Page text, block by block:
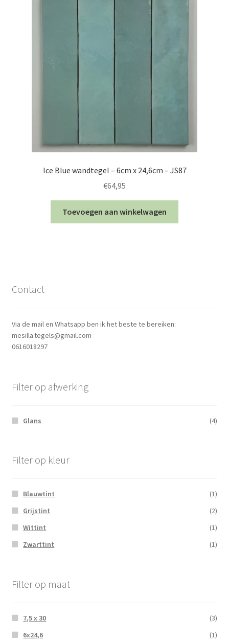
Ice Blue wandtegel – 6cm x 24,6cm – JS87
€64,95
Toevoegen aan winkelwagen
Contact
Via de mail en Whatsapp ben ik het beste te bereiken:
mesilla.tegels@gmail.com
0616018297
Filter op afwerking
Glans (4)
Filter op kleur
Blauwtint
(1)
Grijstint
(2)
Wittint
(1)
Zwarttint
(1)
Filter op maat
7,5 x 30
(3)
6x24,6
(1)